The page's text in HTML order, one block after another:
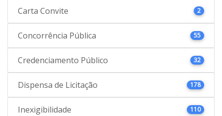
Carta Convite 2
Concorrência Pública 55
Credenciamento Público 32
Dispensa de Licitação 178
Inexigibilidade 110